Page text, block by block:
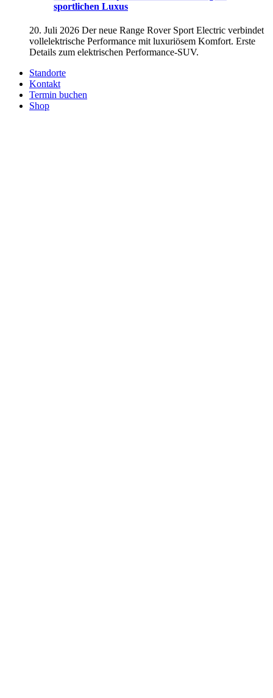
sportlichen Luxus
20. Juli 2026 Der neue Range Rover Sport Electric verbindet
vollelektrische Performance mit luxuriösem Komfort. Erste
Details zum elektrischen Performance-SUV.
Standorte
Kontakt
Termin buchen
Shop